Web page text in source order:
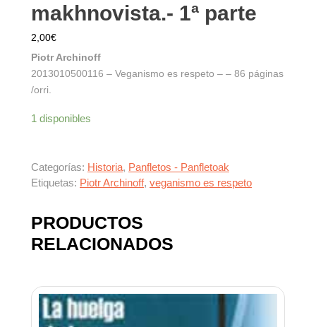
makhnovista.- 1ª parte
2,00€
Piotr Archinoff
2013010500116 – Veganismo es respeto – – 86 páginas
/orri.
1 disponibles
Categorías: Historia, Panfletos - Panfletoak
Etiquetas: Piotr Archinoff, veganismo es respeto
PRODUCTOS
RELACIONADOS